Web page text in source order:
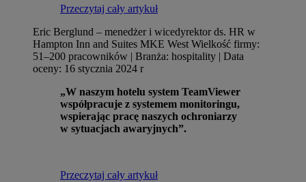
Przeczytaj cały artykuł
Eric Berglund – menedżer i wicedyrektor ds. HR w
Hampton Inn and Suites MKE West Wielkość firmy:
51–200 pracowników | Branża: hospitality | Data
oceny: 16 stycznia 2024 r
„W naszym hotelu system TeamViewer
współpracuje z systemem monitoringu,
wspierając pracę naszych ochroniarzy
w sytuacjach awaryjnych”.
Przeczytaj cały artykuł